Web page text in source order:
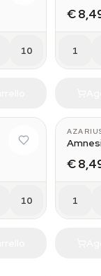
10
€
1
10
€
1